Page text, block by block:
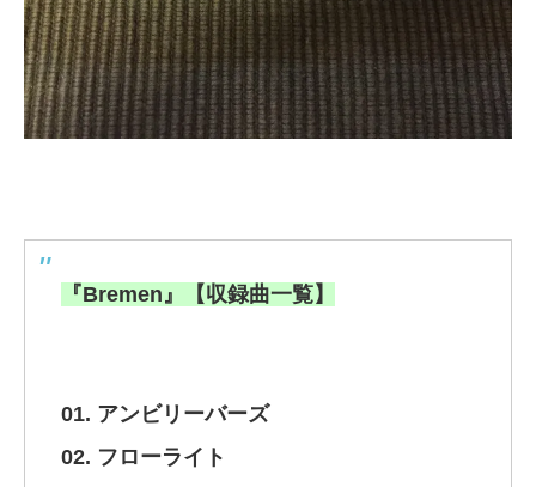
『Bremen』【収録曲一覧】
01. アンビリーバーズ
02. フローライト